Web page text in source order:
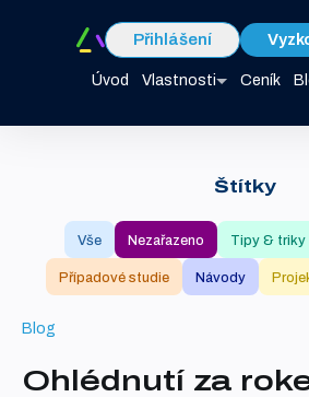
Úvod Vlastnosti Ceník
Přihlášení
Blog
Ohlédnutí za
Štítky
Vše Nezařazeno Tipy & triky
Případové studie Návody